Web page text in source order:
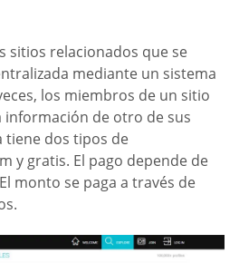
sitios relacionados que se
mediante un sistema
los miembros de un sitio
información de otro de sus
tiene dos tipos de
y gratis. El pago depende de
monto se paga a través de